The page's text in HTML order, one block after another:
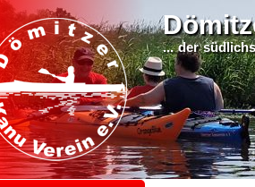
... der